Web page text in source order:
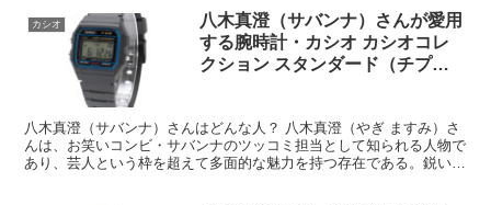
関連記事
する腕時計・カシオ カシオコレ
クション スタンダード（チプカ
シ） Ref.F-91W-1JH